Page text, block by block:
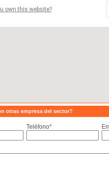
otras empresa del sector?
Teléfono*